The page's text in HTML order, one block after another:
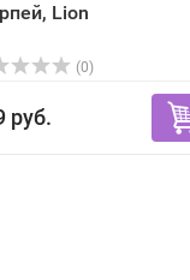
Lion
(0)
руб.